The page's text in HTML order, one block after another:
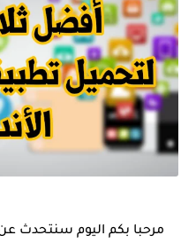
مرحبا بكم اليوم سنتحدث